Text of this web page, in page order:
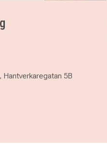
Hantverkaregatan 5B